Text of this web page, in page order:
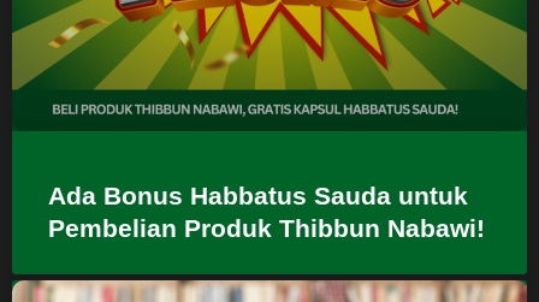
Ada Bonus Habbatus Sauda untuk
Pembelian Produk Thibbun Nabawi!